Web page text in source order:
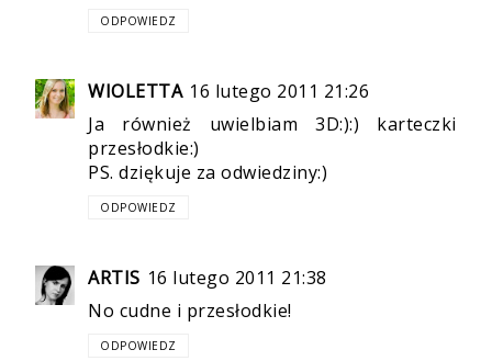
ODPOWIEDZ
WIOLETTA 16 lutego 2011 21:26
Ja również uwielbiam 3D:):) karteczki
przesłodkie:)
PS. dziękuje za odwiedziny:)
ODPOWIEDZ
ARTIS 16 lutego 2011 21:38
No cudne i przesłodkie!
ODPOWIEDZ